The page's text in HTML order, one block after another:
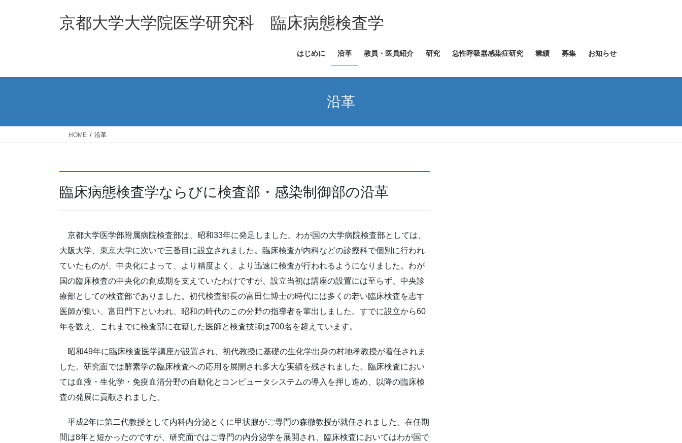
ス
ン
京都大学大学院医学研究科 臨床病態検査学
はじめに 沿革 教員・医員紹介 研究 急性呼吸器感染症研究 業績 募集 お知らせ
沿革
HOME 沿革
臨床病態検査学ならびに検査部・感染制御部の沿革
京都大学医学部附属病院検査部は、昭和33年に発足しました。わが国の大学病院検査部としては、
大阪大学、東京大学に次いで三番目に設立されました。臨床検査が内科などの診療科で個別に行われ
ていたものが、中央化によって、より精度よく、より迅速に検査が行われるようになりました。わが
国の臨床検査の中央化の創成期を支えていたわけですが、設立当初は講座の設置には至らず、中央診
療部としての検査部でありました。初代検査部長の富田仁博士の時代には多くの若い臨床検査を志す
医師が集い、富田門下といわれ、昭和の時代のこの分野の指導者を輩出しました。すでに設立から60
年を数え、これまでに検査部に在籍した医師と検査技師は700名を超えています。
昭和49年に臨床検査医学講座が設置され、初代教授に基礎の生化学出身の村地孝教授が着任されま
した。研究面では酵素学の臨床検査への応用を展開され多大な実績を残されました。臨床検査におい
ては血液・生化学・免疫血清分野の自動化とコンピュータシステムの導入を押し進め、以降の臨床検
査の発展に貢献されました。
平成2年に第二代教授として内科内分泌とくに甲状腺がご専門の森徹教授が就任されました。在任期
間は8年と短かったのですが、研究面ではご専門の内分泌学を展開され、臨床検査においてはわが国で